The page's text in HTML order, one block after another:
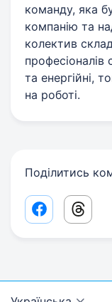
команду, яка
компанію та
колектив
та енергійні,
на роботі.
Поділитись
Facebook